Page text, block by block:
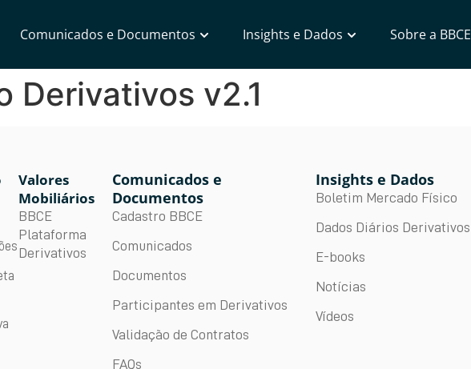
Comunicados e Documentos Insights e Dados Sobre a BBCE
Derivativos v2.1
Valores
Mobiliários
BBCE
Plataforma
Derivativos
Comunicados e
Documentos
Cadastro BBCE
Comunicados
Documentos
Participantes em Derivativos
Validação de Contratos
FAQs
Insights e Dados
Boletim Mercado Físico
Dados Diários Derivativos
E-books
Notícias
Vídeos